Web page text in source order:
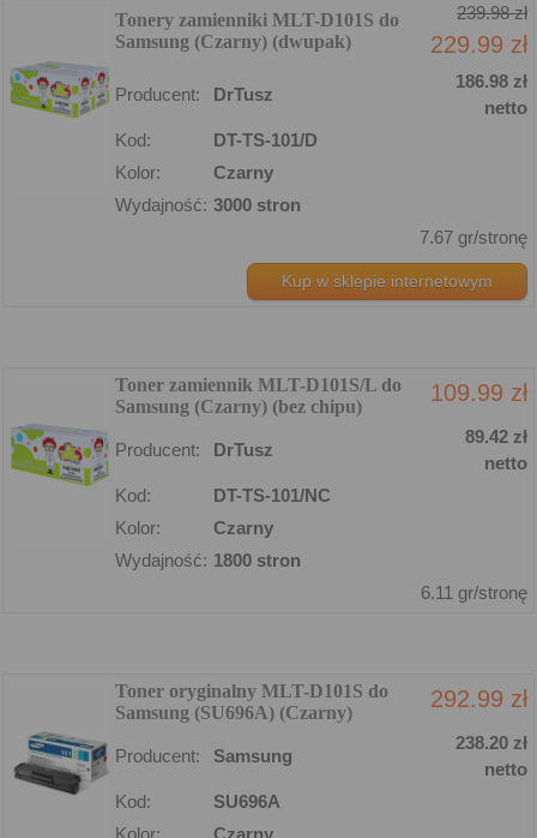
Tonery zamienniki MLT-D101S do
Samsung (Czarny) (dwupak)
239.98 zł
229.99 zł
Producent: DrTusz
186.98 zł
netto
Kod:
DT-TS-101/D
Kolor:
Czarny
Wydajność: 3000 stron
7.67 gr/stronę
Kup w sklepie internetowym
Toner zamiennik MLT-D101S/L do
Samsung (Czarny) (bez chipu)
109.99 zł
Producent: DrTusz
89.42 zł
netto
Kod:
DT-TS-101/NC
Kolor:
Czarny
Wydajność: 1800 stron
6.11 gr/stronę
Toner oryginalny MLT-D101S do
Samsung (SU696A) (Czarny)
292.99 zł
Producent: Samsung
238.20 zł
netto
Kod:
SU696A
Kolor:
Czarny